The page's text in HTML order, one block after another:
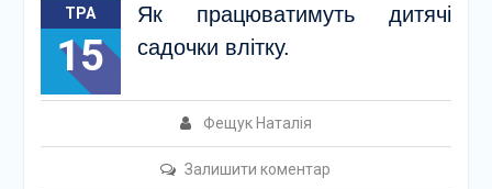
ТРА
15
Як працюватимуть дитячі
садочки влітку.
Фещук Наталія
Залишити коментар